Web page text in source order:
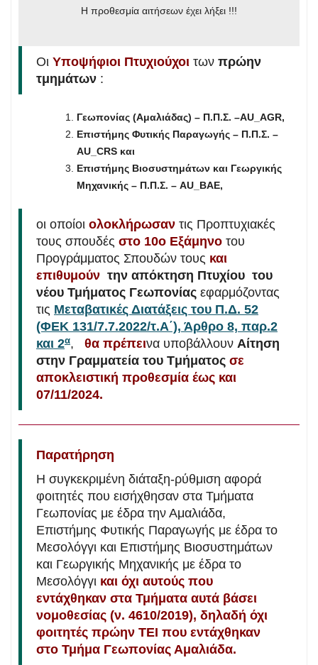
Η προθεσμία αιτήσεων έχει λήξει !!!
Οι Υποψήφιοι Πτυχιούχοι των πρώην
τμημάτων :
Γεωπονίας (Αμαλιάδας) – Π.Π.Σ. –AU AGR,
Επιστήμης Φυτικής Παραγωγής – Π.Π.Σ. –
AU CRS και
Επιστήμης Βιοσυστημάτων και Γεωργικής
Μηχανικής – Π.Π.Σ. – AU BAE,
οι οποίοι ολοκλήρωσαν τις Προπτυχιακές
τους σπουδές στο 10ο Εξάμηνο του
Προγράμματος Σπουδών τους και
επιθυμούν την απόκτηση Πτυχίου του
νέου Τμήματος Γεωπονίας εφαρμόζοντας
τις Μεταβατικές Διατάξεις του Π.Δ. 52
(ΦΕΚ 131/7.7.2022/τ.Α΄), Άρθρο 8, παρ.2
και 2α, θα πρέπεινα υποβάλλουν Αίτηση
στην Γραμματεία του Tμήματος σε
αποκλειστική προθεσμία έως και
07/11/2024.
Παρατήρηση
Η συγκεκριμένη διάταξη-ρύθμιση αφορά
φοιτητές που εισήχθησαν στα Τμήματα
Γεωπονίας με έδρα την Αμαλιάδα,
Επιστήμης Φυτικής Παραγωγής με έδρα το
Μεσολόγγι και Επιστήμης Βιοσυστημάτων
και Γεωργικής Μηχανικής με έδρα το
Μεσολόγγι και όχι αυτούς που
εντάχθηκαν στα Τμήματα αυτά βάσει
νομοθεσίας (ν. 4610/2019), δηλαδή όχι
φοιτητές πρώην ΤΕΙ που εντάχθηκαν
στο Τμήμα Γεωπονίας Αμαλιάδα.